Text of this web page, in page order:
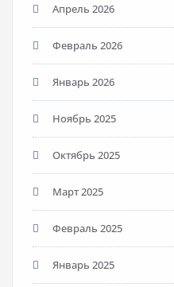
Апрель 2026
Февраль 2026
Январь 2026
Ноябрь 2025
Октябрь 2025
Март 2025
Февраль 2025
Январь 2025